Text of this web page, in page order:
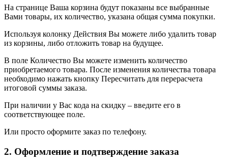
На странице Ваша корзина будут показаны все выбранные
Вами товары, их количество, указана общая сумма покупки.
Используя колонку Действия Вы можете либо удалить товар
из корзины, либо отложить товар на будущее.
В поле Количество Вы можете изменить количество
приобретаемого товара. После изменения количества товара
необходимо нажать кнопку Пересчитать для перерасчета
итоговой суммы заказа.
При наличии у Вас кода на скидку – введите его в
соответствующее поле.
Или просто оформите заказ по телефону.
2. Оформление и подтверждение заказа